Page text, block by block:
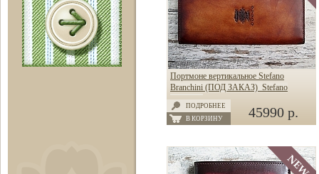
Портмоне вертикальное Stefano
Branchini (ПОД ЗАКАЗ) Stefano
Branchini
ПОДРОБНЕЕ
В КОРЗИНУ
45990 р.